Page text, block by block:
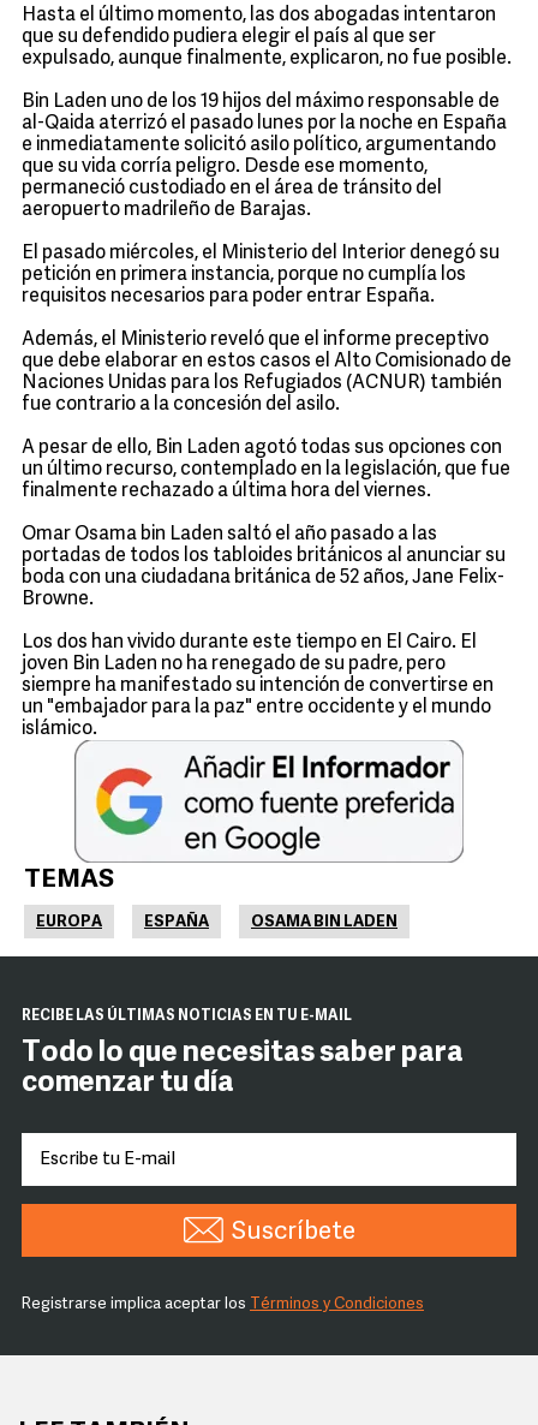
Hasta el último momento, las dos abogadas intentaron
que su defendido pudiera elegir el país al que ser
expulsado, aunque finalmente, explicaron, no fue posible.
Bin Laden uno de los 19 hijos del máximo responsable de
al-Qaida aterrizó el pasado lunes por la noche en España
e inmediatamente solicitó asilo político, argumentando
que su vida corría peligro. Desde ese momento,
permaneció custodiado en el área de tránsito del
aeropuerto madrileño de Barajas.
El pasado miércoles, el Ministerio del Interior denegó su
petición en primera instancia, porque no cumplía los
requisitos necesarios para poder entrar España.
Además, el Ministerio reveló que el informe preceptivo
que debe elaborar en estos casos el Alto Comisionado de
Naciones Unidas para los Refugiados (ACNUR) también
fue contrario a la concesión del asilo.
A pesar de ello, Bin Laden agotó todas sus opciones con
un último recurso, contemplado en la legislación, que fue
finalmente rechazado a última hora del viernes.
Omar Osama bin Laden saltó el año pasado a las
portadas de todos los tabloides británicos al anunciar su
boda con una ciudadana británica de 52 años, Jane Felix-
Browne.
Los dos han vivido durante este tiempo en El Cairo. El
joven Bin Laden no ha renegado de su padre, pero
siempre ha manifestado su intención de convertirse en
un "embajador para la paz" entre occidente y el mundo
islámico.
TEMAS
EUROPA ESPAÑA OSAMA BIN LADEN
RECIBE LAS ÚLTIMAS NOTICIAS EN TU E-MAIL
Todo lo que necesitas saber para
comenzar tu día
Suscríbete
Registrarse implica aceptar los Términos y Condiciones